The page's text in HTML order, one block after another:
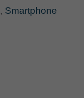
, Smartphone